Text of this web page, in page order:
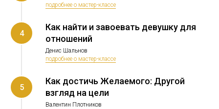
подробнее о мастер-классе
4
Как найти и завоевать девушку для
отношений
Денис Шальнов
подробнее о мастер-классе
5
Как достичь Желаемого: Другой
взгляд на цели
Валентин Плотников